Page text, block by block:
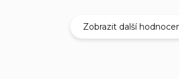
Zobrazit další